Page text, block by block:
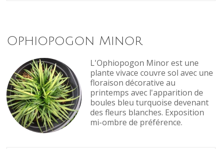
Ophiopogon Minor
L'Ophiopogon Minor est une
plante vivace couvre sol avec une
floraison décorative au
printemps avec l'apparition de
boules bleu turquoise devenant
des fleurs blanches. Exposition
mi-ombre de préférence.